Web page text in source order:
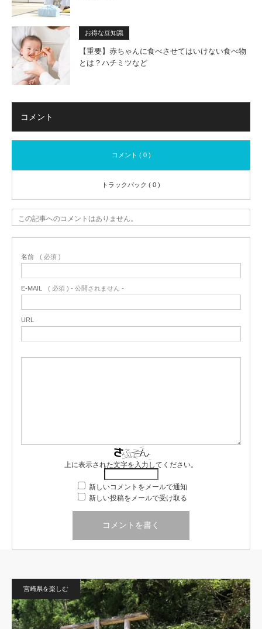
お得な豆知識
【重要】赤ちゃんに食べさせてはいけない食べ物
とは？ハチミツなど
コメント
コメント ( 0 )
トラックバック ( 0 )
この記事へのコメントはありません。
名前 ( 必須 )
E-MAIL ( 必須 ) - 公開されません -
URL
上に表示された文字を入力してください。
新しいコメントをメールで通知
新しい投稿をメールで受け取る
宮崎県を楽しむ